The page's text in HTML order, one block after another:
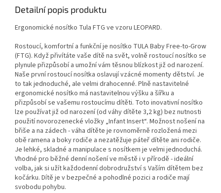
Detailní popis produktu
Ergonomické nosítko Tula FTG ve vzoru LEOPARD.
Rostoucí, komfortní a funkční je nosítko TULA Baby Free-to-Grow
(FTG). Když přivítáte vaše dítě na svět, volně rostoucí nosítko se
plynule přizpůsobí a umožní vám těsnou blízkost již od narození.
Naše první rostoucí nosítka oslavují vzácné momenty dětství. Je
to tak jednoduché, ale velmi drahocenné. Plně nastavitelné
ergonomické nosítko má nastavitelnou výšku a šířku a
přizpůsobí se vašemu rostoucímu dítěti. Toto inovativní nosítko
lze používat již od narození (od váhy dítěte 3,2 kg) bez nutnosti
použití novorozenecké vložky „Infant Insert“. Možnost nošení na
břiše a na zádech - váha dítěte je rovnoměrně rozložená mezi
obě ramena a boky rodiče a nezatěžuje páteř dítěte ani rodiče.
Je lehké, skladné a manipulace s nosítkem je velmi jednoduchá.
Vhodné pro běžné denní nošení ve městě i v přírodě - ideální
volba, jak si užít každodenní dobrodružství s Vaším dítětem bez
kočárku. Dítě je v bezpečné a pohodlné pozici a rodiče mají
svobodu pohybu.